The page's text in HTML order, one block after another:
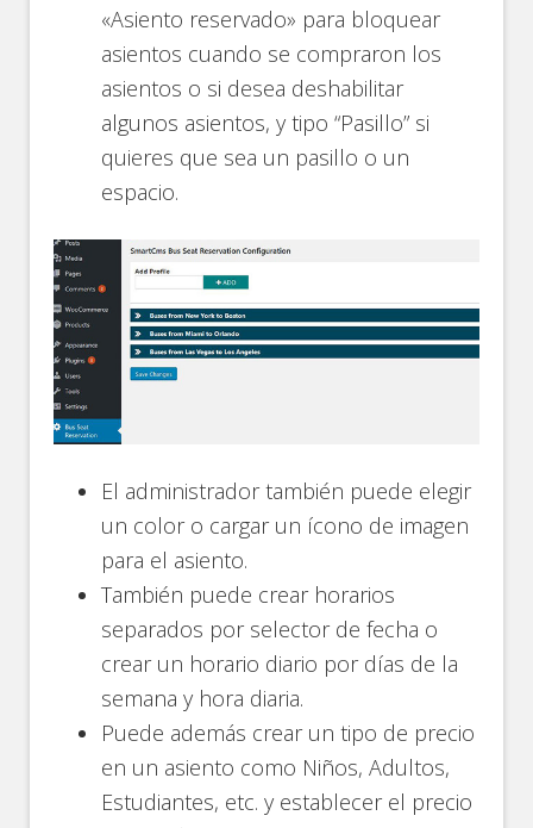
«Asiento reservado» para bloquear
asientos cuando se compraron los
asientos o si desea deshabilitar
algunos asientos, y tipo “Pasillo” si
quieres que sea un pasillo o un
espacio.
El administrador también puede elegir
un color o cargar un ícono de imagen
para el asiento.
También puede crear horarios
separados por selector de fecha o
crear un horario diario por días de la
semana y hora diaria.
Puede además crear un tipo de precio
en un asiento como Niños, Adultos,
Estudiantes, etc. y establecer el precio